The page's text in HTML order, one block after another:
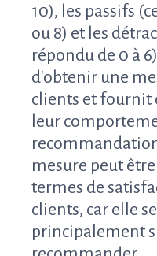
10), les passifs
ou 8) et les
répondu de 0 à
d'obtenir une
clients et fournit
leur
mesure peut
termes de
clients, car elle
principalement